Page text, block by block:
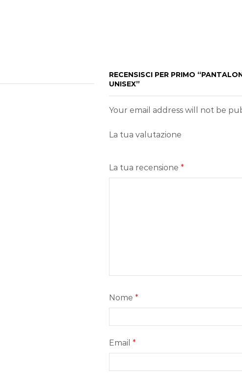
RECENSISCI PER PRIMO
UNISEX”
Your email address will not be
La tua valutazione
La tua recensione *
Nome *
Email *